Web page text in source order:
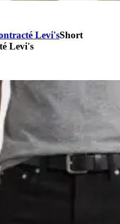
Levi'sShort
Levi's